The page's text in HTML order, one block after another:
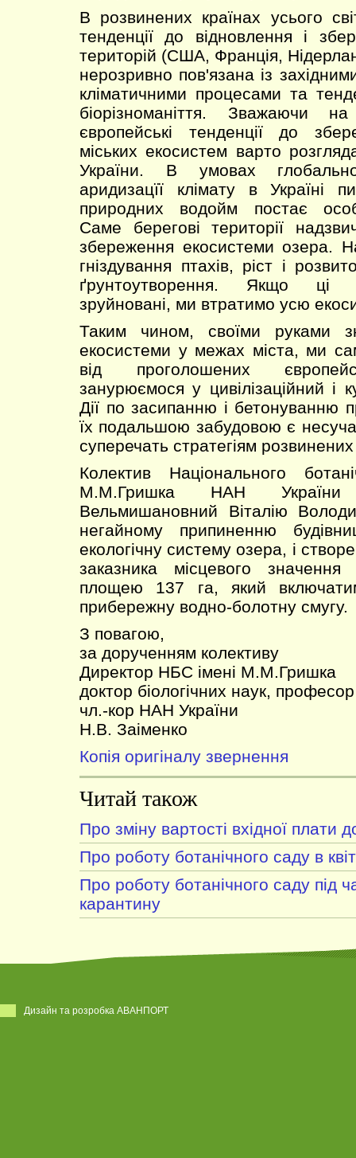
В розвинених країнах усього
тенденції до відновлення і
територій (США, Франція,
нерозривно пов'язана із
кліматичними процесами та
біорізноманіття. Зважаючи
європейські тенденції до
міських екосистем варто
України. В умовах
аридизацїї клімату в Україні
природних водойм постає
Саме берегові території
збереження екосистеми озера.
гніздування птахів, ріст і
ґрунтоутворення. Якщо ці
зруйновані, ми втратимо усю
Таким чином, своїми руками
екосистеми у межах міста, ми
від проголошених
занурюємося у цивілізаційний і
Дії по засипанню і бетонуванню
їх подальшою забудовою є
суперечать стратегіям розвинених
Колектив Національного
М.М.Гришка НАН
Вельмишановний Віталію
негайному припиненню
екологічну систему озера, і
заказника місцевого
площею 137 га, який
прибережну водно-болотну смугу.
З повагою,
за дорученням колективу
Директор НБС імені М.М.Гришка
доктор біологічних наук, професор
чл.-кор НАН України
Н.В. Заіменко
Копія оригіналу звернення
Читай також
Про зміну вартості вхідної плати
Про роботу ботанічного саду в
Про роботу ботанічного саду під
карантину
Дизайн та розробка АВАНПОРТ